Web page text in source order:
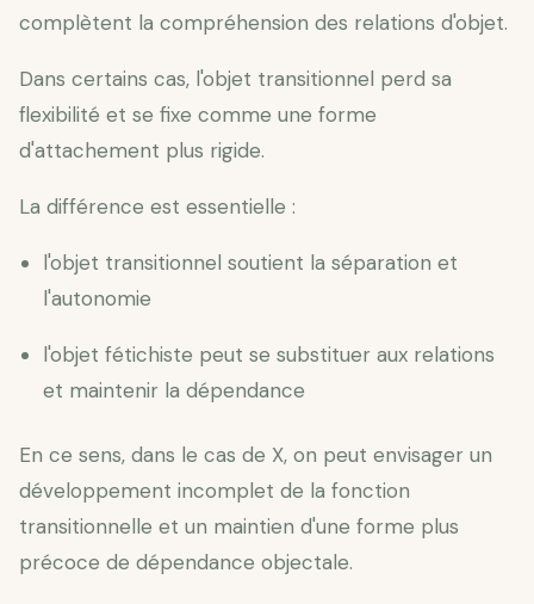
complètent la compréhension des relations d'objet.
Dans certains cas, l'objet transitionnel perd sa
flexibilité et se fixe comme une forme
d'attachement plus rigide.
La différence est essentielle :
l'objet transitionnel soutient la séparation et
l'autonomie
l'objet fétichiste peut se substituer aux relations
et maintenir la dépendance
En ce sens, dans le cas de X, on peut envisager un
développement incomplet de la fonction
transitionnelle et un maintien d'une forme plus
précoce de dépendance objectale.